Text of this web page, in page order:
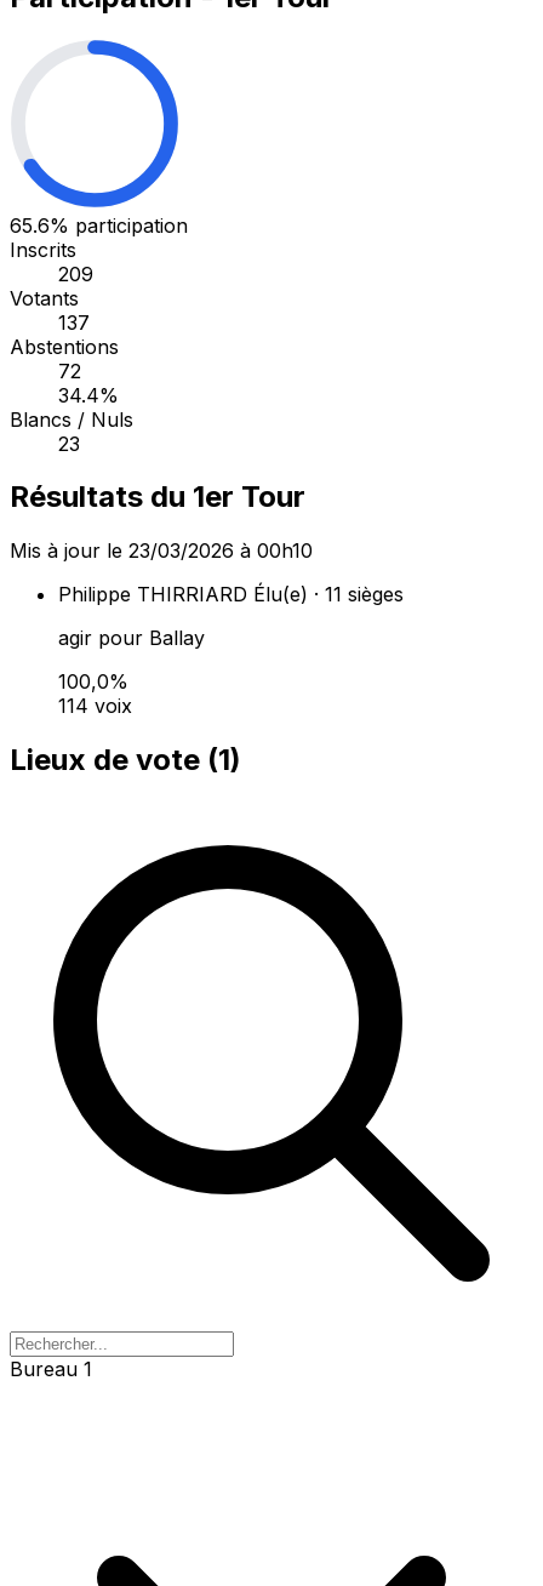
65.6% participation
Inscrits
209
Votants
137
Abstentions
72
34.4%
Blancs / Nuls
23
Résultats du 1er Tour
Mis à jour le 23/03/2026 à 00h10
Philippe THIRRIARD Élu(e) · 11 sièges
agir pour Ballay
100,0%
114 voix
Lieux de vote (1)
Bureau 1